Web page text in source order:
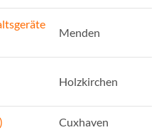
Menden
Holzkirchen
Cuxhaven